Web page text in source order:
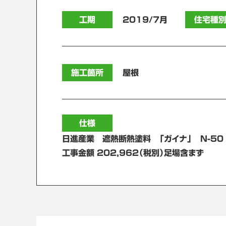
工期 2019/7月 住宅種別
施工箇所 屋根
仕様
日進産業 遮熱断熱塗料 「ガイナ」 N-50
工事金額 202,962（税別）足場含まず